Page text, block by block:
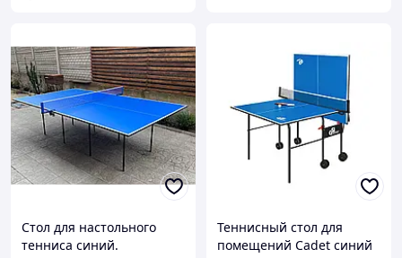
Стол для настольного
тенниса синий.
Теннисный стол для
помещений Cadet синий